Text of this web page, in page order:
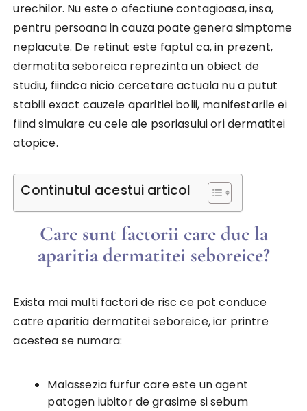
urechilor. Nu este o afectiune contagioasa, insa,
pentru persoana in cauza poate genera simptome
neplacute. De retinut este faptul ca, in prezent,
dermatita seboreica reprezinta un obiect de
studiu, fiindca nicio cercetare actuala nu a putut
stabili exact cauzele aparitiei bolii, manifestarile ei
fiind simulare cu cele ale psoriasului ori dermatitei
atopice.
Continutul acestui articol
Care sunt factorii care duc la
aparitia dermatitei seboreice?
Exista mai multi factori de risc ce pot conduce
catre aparitia dermatitei seboreice, iar printre
acestea se numara:
Malassezia furfur care este un agent
patogen iubitor de grasime si sebum